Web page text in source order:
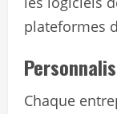
plateformes
Chaque